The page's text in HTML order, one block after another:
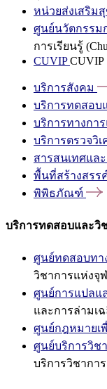
หน่วยส่งเสริม
ศูนย์นวัตกรรมก
การเรียนรู้
CUVIPCUVIP
บริการสังคม
บริการทดสอบ
บริการทางกา
บริการตรวจวิ
สารสนเทศแล
พื้นที่สร้างสรร
พิพิธภัณฑ์
บริการทดสอบและวิ
ศูนย์ทดสอบทา
วิชาการแห่งจุ
ศูนย์การแปลแ
และการล่ามเ
ศูนย์กฎหมายเ
ศูนย์บริการวิช
บริการวิชากา